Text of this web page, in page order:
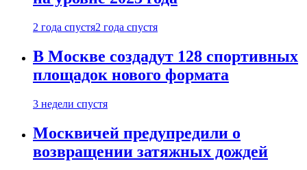
2 года спустя2 года спустя
В Москве создадут 128 спортивных
площадок нового формата
3 недели спустя
Москвичей предупредили о
возвращении затяжных дождей